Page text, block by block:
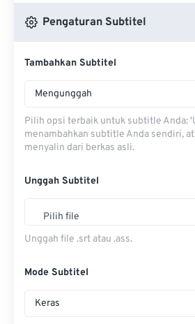
Pengaturan Subtitel
Tambahkan Subtitel
Mengunggah
Pilih opsi terbaik untuk subtitle Anda:
menambahkan subtitle Anda sendiri,
menyalin dari berkas asli.
Unggah Subtitel
Pilih file
Unggah file .srt atau .ass.
Mode Subtitel
Keras